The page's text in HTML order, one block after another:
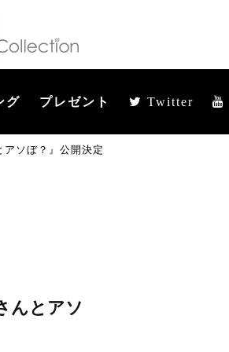
グ プレゼント Twitter
ソぼ？』公開決定
んとアソ